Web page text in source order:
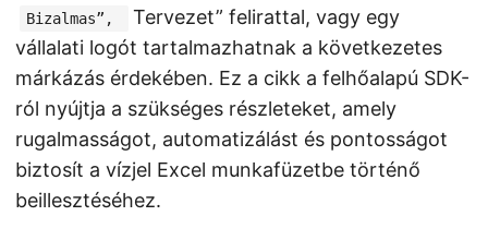
Bizalmas”,
Tervezet” felirattal, vagy egy
vállalati logót tartalmazhatnak a következetes
márkázás érdekében. Ez a cikk a felhőalapú SDK-
ról nyújtja a szükséges részleteket, amely
rugalmasságot, automatizálást és pontosságot
biztosít a vízjel Excel munkafüzetbe történő
beillesztéséhez.